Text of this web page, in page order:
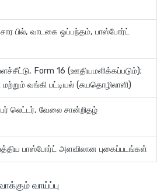
பில், வாடகை ஒப்பந்தம், பாஸ்போர்ட்
Form 16 (ஊதியமளிக்கப்படும்);
மற்றும் வங்கி பட்டியல் (சுயதொழிலாளி)
லெட்டர், வேலை சான்றிதழ்
பாஸ்போர்ட் அளவிலான புகைப்படங்கள்
வாய்ப்பு